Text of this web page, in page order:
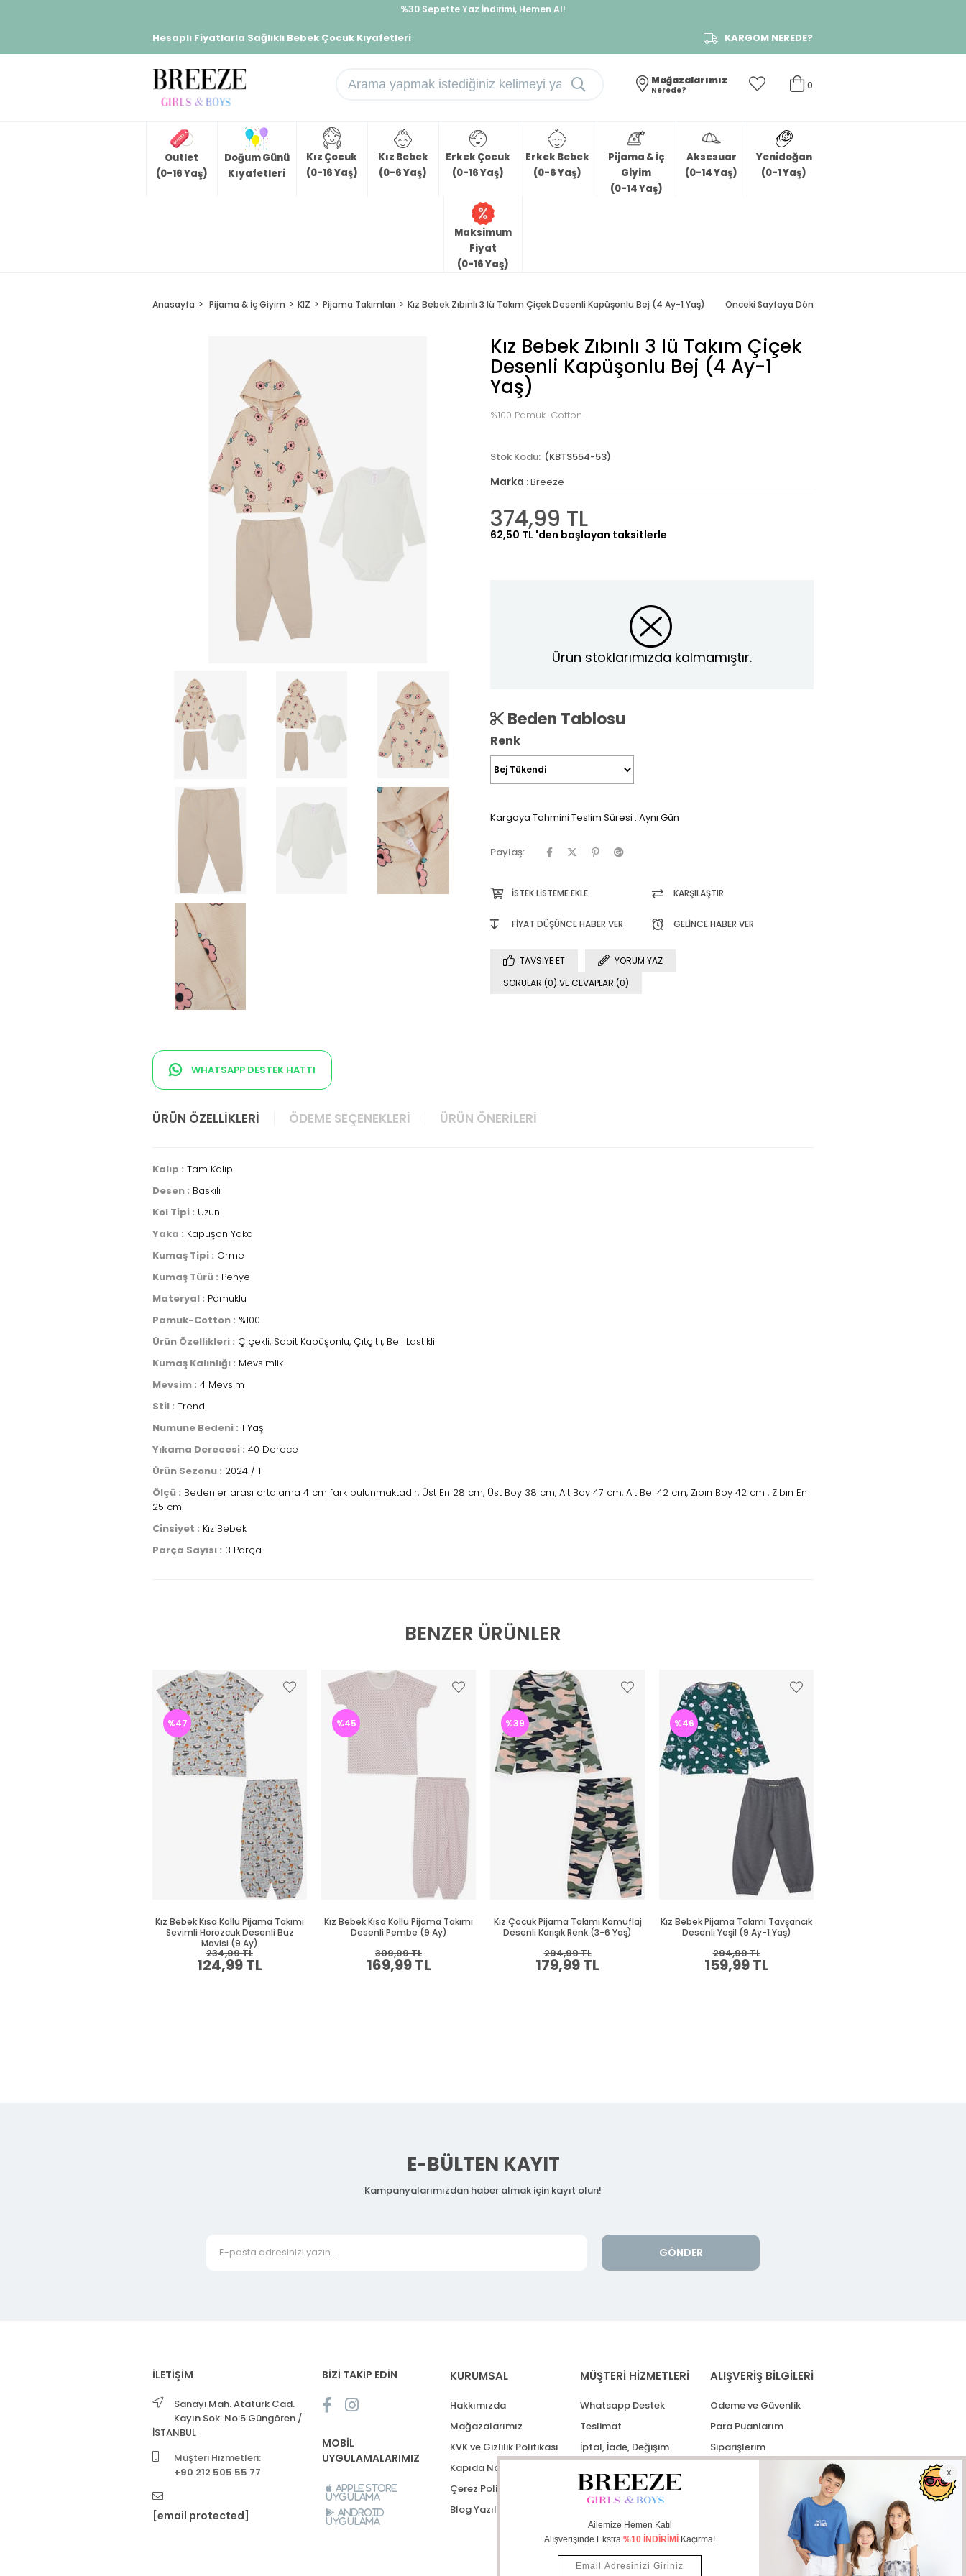
%30 Sepette Yaz İndirimi, Hemen Al!
Hesaplı Fiyatlarla Sağlıklı Bebek Çocuk Kıyafetleri KARGOM NEREDE?
0
Mağazalarımız
Nerede?
Outlet
(0-16 Yaş)
Doğum Günü
Kıyafetleri
Kız Çocuk
(0-16 Yaş)
Kız Bebek
(0-6 Yaş)
Erkek Çocuk
(0-16 Yaş)
Erkek Bebek
(0-6 Yaş)
Pijama & İç
Giyim
(0-14 Yaş)
Aksesuar
(0-14 Yaş)
Yenidoğan
(0-1 Yaş)
Maksimum
Fiyat
(0-16 Yaş)
Anasayfa Pijama & İç Giyim KIZ Pijama Takımları Kız Bebek Zıbınlı 3 lü Takım Çiçek Desenli Kapüşonlu Bej (4 Ay-1 Yaş) Önceki Sayfaya Dön
WHATSAPP DESTEK HATTI
Kız Bebek Zıbınlı 3 lü Takım Çiçek
Desenli Kapüşonlu Bej (4 Ay-1
Yaş)
%100 Pamuk-Cotton
(KBTS554-53)
Marka : Breeze
374,99 TL
62,50 TL 'den başlayan taksitlerle
Ürün stoklarımızda kalmamıştır.
Beden Tablosu
Renk
Kargoya Tahmini Teslim Süresi : Aynı Gün
Paylaş:
İSTEK LISTEME EKLE KARŞILAŞTIR
FIYAT DÜŞÜNCE HABER VER GELINCE HABER VER
TAVSIYE ET
YORUM YAZ
SORULAR (0) VE CEVAPLAR (0)
ÜRÜN ÖZELLIKLERI ÖDEME SEÇENEKLERI ÜRÜN ÖNERILERI
Kalıp : Tam Kalıp
Desen : Baskılı
Kol Tipi : Uzun
Yaka : Kapüşon Yaka
Kumaş Tipi : Örme
Kumaş Türü : Penye
Materyal : Pamuklu
Pamuk-Cotton : %100
Ürün Özellikleri : Çiçekli, Sabit Kapüşonlu, Çıtçıtlı, Beli Lastikli
Kumaş Kalınlığı : Mevsimlik
Mevsim : 4 Mevsim
Stil : Trend
Numune Bedeni : 1 Yaş
Yıkama Derecesi : 40 Derece
Ürün Sezonu : 2024 / 1
Ölçü : Bedenler arası ortalama 4 cm fark bulunmaktadır, Üst En 28 cm, Üst Boy 38 cm, Alt Boy 47 cm, Alt Bel 42 cm, Zıbın Boy 42 cm , Zıbın En
25 cm
Cinsiyet : Kız Bebek
Parça Sayısı : 3 Parça
BENZER ÜRÜNLER
Kız Bebek Kısa Kollu Pijama Takımı
Sevimli Horozcuk Desenli Buz
Mavisi (9 Ay)
124,99 TL
234,99 TL
%47
Kız Bebek Kısa Kollu Pijama Takımı
Desenli Pembe (9 Ay)
169,99 TL
309,99 TL
%45
Kız Çocuk Pijama Takımı Kamuflaj
Desenli Karışık Renk (3-6 Yaş)
179,99 TL
294,99 TL
%39
Kız Bebek Pijama Takımı Tavşancık
Desenli Yeşil (9 Ay-1 Yaş)
159,99 TL
294,99 TL
%46
E-BÜLTEN KAYIT
Kampanyalarımızdan haber almak için kayıt olun!
GÖNDER
İLETİŞİM
Sanayi Mah. Atatürk Cad.
Kayın Sok. No:5 Güngören /
İSTANBUL
Müşteri Hizmetleri:
+90 212 505 55 77
[email protected]
BİZİ TAKİP EDİN
MOBİL
UYGULAMALARIMIZ
Apple Store
Uygulama
Android
Uygulama
KURUMSAL
Hakkımızda
Mağazalarımız
KVK ve Gizlilik Politikası
Kapıda Nakit Ödeme
Çerez Politikası
Blog Yazıları
MÜŞTERİ HİZMETLERİ
Whatsapp Destek
Teslimat
İptal, İade, Değişim
ALIŞVERİŞ BİLGİLERİ
Ödeme ve Güvenlik
Para Puanlarım
Siparişlerim